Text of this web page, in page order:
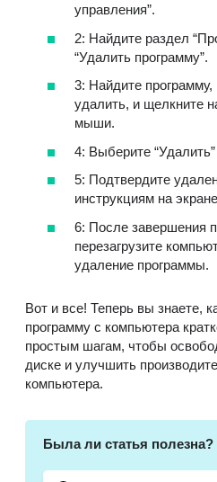
управления”.
2: Найдите раздел
“Удалить программу”.
3: Найдите
удалить, и щелкните
мыши.
4: Выберите
5: Подтвердите
инструкциям на
6: После завершения
перезагрузите
удаление программы.
Вот и все! Теперь вы знаете,
программу с компьютера
простым шагам, чтобы
диске и улучшить
компьютера.
Была ли статья полезна?